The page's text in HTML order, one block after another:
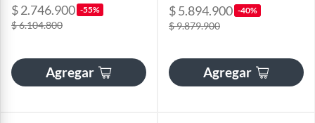
$ 2.746.900 -55%
$ 6.104.800
Agregar
$ 5.894.900 -40%
$ 9.879.900
Agregar